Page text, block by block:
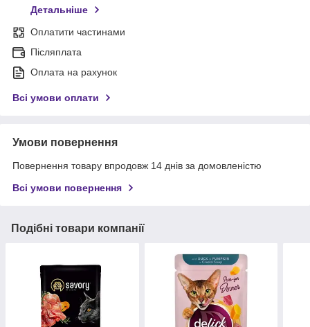
Детальніше
Оплатити частинами
Післяплата
Оплата на рахунок
Всі умови оплати
Умови повернення
Повернення товару впродовж 14 днів за домовленістю
Всі умови повернення
Подібні товари компанії